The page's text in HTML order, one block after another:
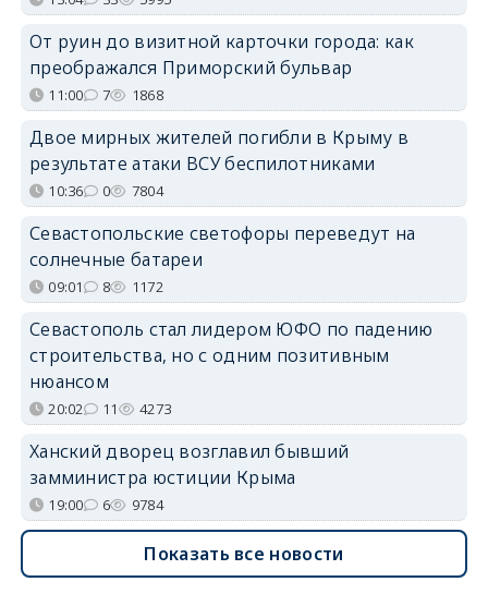
От руин до визитной карточки города: как
преображался Приморский бульвар
11:00 7 1868
Двое мирных жителей погибли в Крыму в
результате атаки ВСУ беспилотниками
10:36 0 7804
Севастопольские светофоры переведут на
солнечные батареи
09:01 8 1172
Севастополь стал лидером ЮФО по падению
строительства, но с одним позитивным
нюансом
20:02 11 4273
Ханский дворец возглавил бывший
замминистра юстиции Крыма
19:00 6 9784
Показать все новости